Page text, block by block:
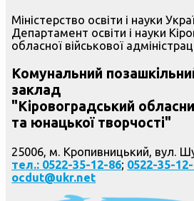
Міністерство освіти і науки
Департамент освіти і науки
обласної військової
Комунальний
заклад
"Кіровоградський
та юнацької творчості"
25006, м. Кропивницький, вул.
тел.: 0522-35-12-86; 0522-35-
ocdut@ukr.net